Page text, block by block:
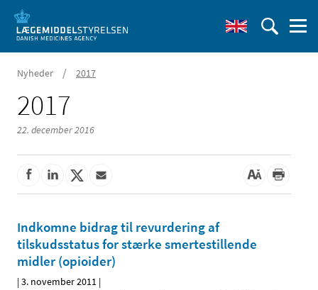
Nyheder / 2017
2017
22. december 2016
Indkomne bidrag til revurdering af
tilskudsstatus for stærke smertestillende
midler (opioider)
|3. november 2011 |